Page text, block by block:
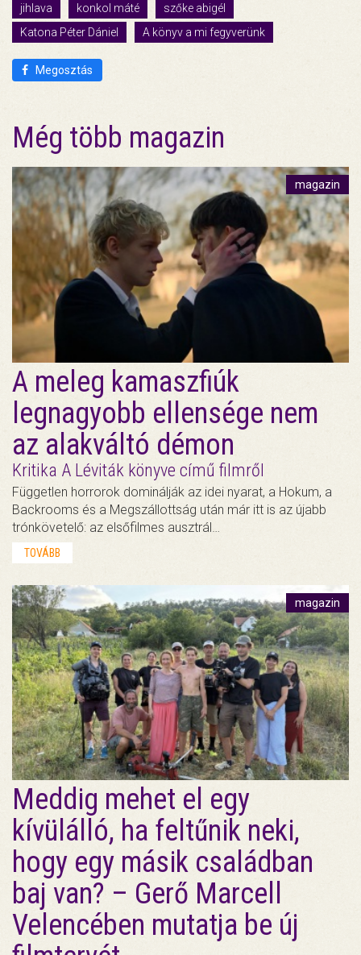
jihlava konkol máté
szőke abigél
Katona Péter Dániel
A könyv a mi fegyverünk
Megosztás
Még több magazin
magazin
A meleg kamaszfiúk
legnagyobb ellensége nem
az alakváltó démon
Kritika A Léviták könyve című filmről
Független horrorok dominálják az idei nyarat, a Hokum, a
Backrooms és a Megszállottság után már itt is az újabb
trónkövetelő: az elsőfilmes ausztrál…
TOVÁBB
magazin
Meddig mehet el egy
kívülálló, ha feltűnik neki,
hogy egy másik családban
baj van? – Gerő Marcell
Velencében mutatja be új